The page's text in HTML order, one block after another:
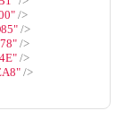
/>
/>
/>
/>
/>